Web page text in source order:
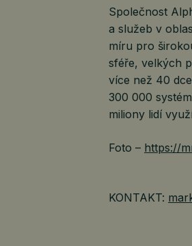
Společnost
a služeb v
míru pro
sféře, velkých
více než 40
300 000
miliony lidí
Foto – https://
KONTAKT: